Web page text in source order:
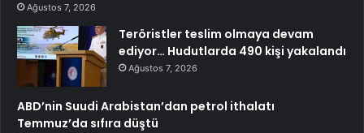
Ağustos 7, 2026
Teröristler teslim olmaya devam
ediyor… Hudutlarda 490 kişi yakalandı
Ağustos 7, 2026
ABD’nin Suudi Arabistan’dan petrol ithalatı
Temmuz’da sıfıra düştü